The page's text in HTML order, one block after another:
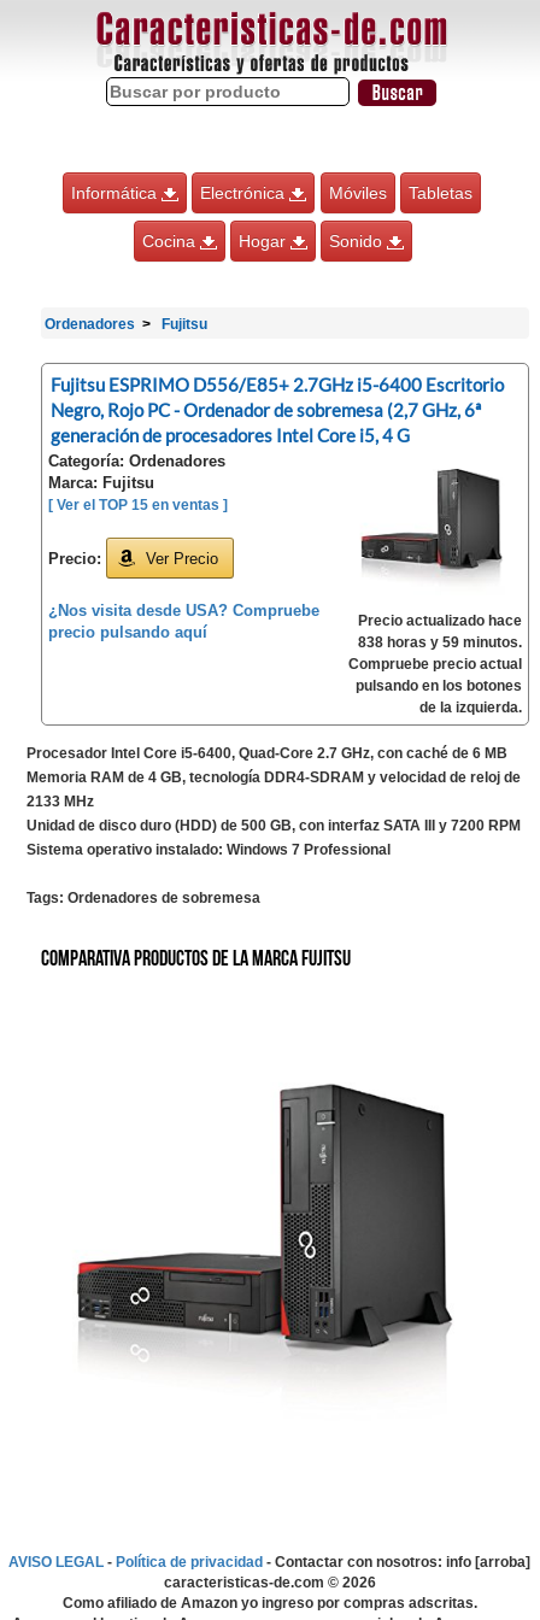
Informática Electrónica Móviles Tabletas
Cocina Hogar Sonido
Ordenadores Fujitsu
Fujitsu ESPRIMO D556/E85+ 2.7GHz i5-6400 Escritorio
Negro, Rojo PC - Ordenador de sobremesa (2,7 GHz, 6ª
generación de procesadores Intel Core i5, 4 G
Categoría: Ordenadores
Marca: Fujitsu
[ Ver el TOP 15 en ventas ]
Precio: Ver Precio
¿Nos visita desde USA? Compruebe
precio pulsando aquí
Precio actualizado hace
838 horas y 59 minutos.
Compruebe precio actual
pulsando en los botones
de la izquierda.
Procesador Intel Core i5-6400, Quad-Core 2.7 GHz, con caché de 6 MB
Memoria RAM de 4 GB, tecnología DDR4-SDRAM y velocidad de reloj de
2133 MHz
Unidad de disco duro (HDD) de 500 GB, con interfaz SATA III y 7200 RPM
Sistema operativo instalado: Windows 7 Professional
Tags: Ordenadores de sobremesa
Comparativa productos de la marca Fujitsu
AVISO LEGAL - Política de privacidad - Contactar con nosotros: info [arroba]
caracteristicas-de.com © 2026
Como afiliado de Amazon yo ingreso por compras adscritas.